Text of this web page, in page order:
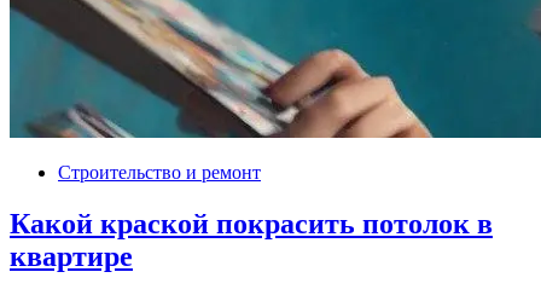
Строительство и ремонт
Какой краской покрасить потолок в
квартире